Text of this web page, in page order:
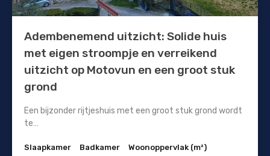
Adembenemend uitzicht: Solide huis
met eigen stroompje en verreikend
uitzicht op Motovun en een groot stuk
grond
Een bijzonder rijtjeshuis met een groot stuk grond wordt
te…
Slaapkamer
Badkamer
Woonoppervlak (m²)